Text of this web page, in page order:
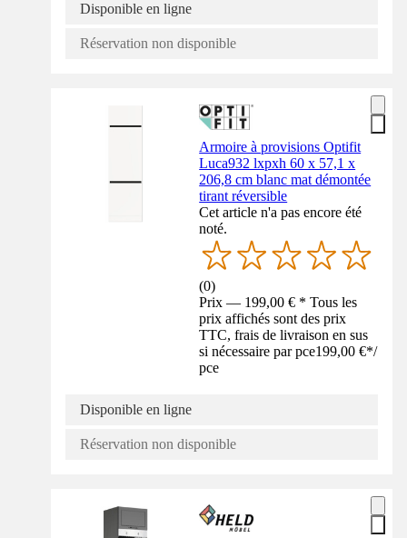
Disponible en ligne
Réservation non disponible
Armoire à provisions Optifit
Luca932 lxpxh 60 x 57,1 x
206,8 cm blanc mat démontée
tirant réversible
Cet article n'a pas encore été
noté.
(0)
Prix — 199,00 € * Tous les
prix affichés sont des prix
TTC, frais de livraison en sus
si nécessaire par pce199,00 €*/
pce
Disponible en ligne
Réservation non disponible